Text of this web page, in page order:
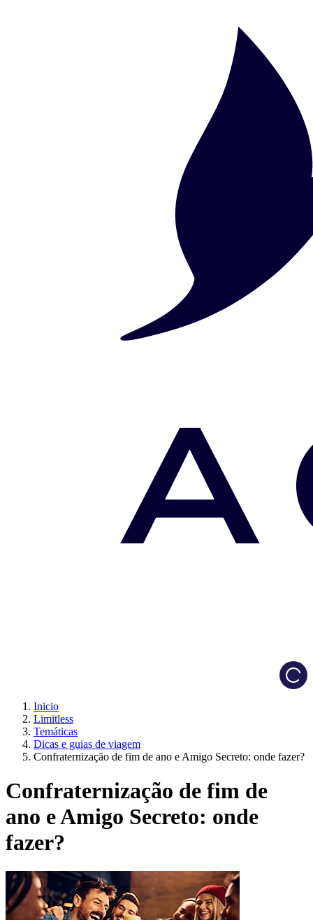
Inicio
Limitless
Temáticas
Dicas e guias de viagem
Confraternização de fim de ano e Amigo Secreto: onde fazer?
Confraternização de fim de
ano e Amigo Secreto: onde
fazer?